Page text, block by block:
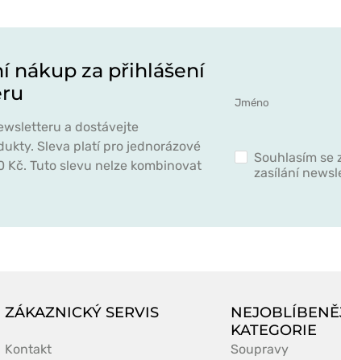
nákup za přihlášení
a dostávejte
Sleva platí pro jednorázové
Kč. Tuto slevu nelze kombinovat
Souhlasím se
zasílání
ZÁKAZNICKÝ SERVIS
Kontakt
KATEGORIE
Soupravy